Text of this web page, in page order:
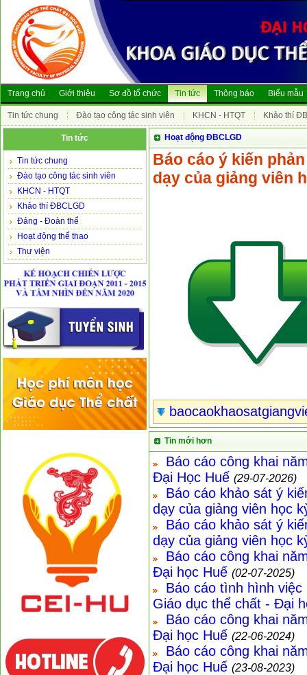
Trang chủ Giới thiệu Sơ đồ tổ chức Tin tức
Tin tức chung Đào tạo công tác sinh viên KHCN - HTQT Khảo thí
Thông báo Biểu mẫu
Tin tức
Tin tức chung
Đào tạo công tác sinh viên
KHCN - HTQT
Khảo thí ĐBCLGD
Đảng - Đoàn thể
Hoạt động thể thao
Thư viện
Hoạt động ĐBCLGD
Báo cáo ý kiến
dạy của giảng viên
Tin mới hơn
Báo cáo công khai
Đại Học Huế (29-07-2026)
Báo cáo khảo sát ý
dạy của giảng viên học
Báo cáo khảo sát ý
dạy của giảng viên học
Báo cáo công khai
Đại học Huế (02-07-2025)
Báo cáo tình hình
Giáo dục thể chất - Đại
Báo cáo công khai
Đại học Huế (22-06-2024)
Báo cáo công khai
Đại học Huế (23-08-2023)